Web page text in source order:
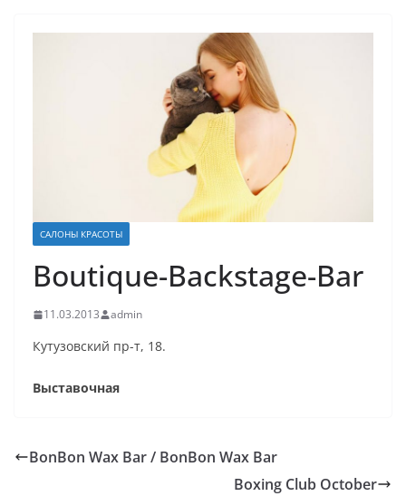
САЛОНЫ КРАСОТЫ
Boutique-Backstage-Bar
11.03.2013 admin
Кутузовский пр-т, 18.
Выставочная
BonBon Wax Bar / BonBon Wax Bar
Boxing Club October